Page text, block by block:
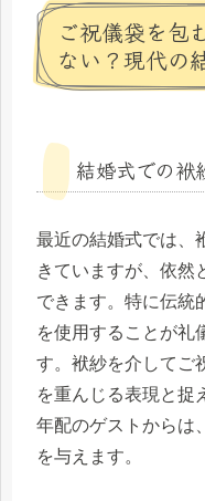
ご祝儀袋を包
ない？現代の
結婚式での袱
最近の結婚式では、
きていますが、依然
できます。特に伝統
を使用することが礼
す。袱紗を介してご
を重んじる表現と捉
年配のゲストからは
を与えます。